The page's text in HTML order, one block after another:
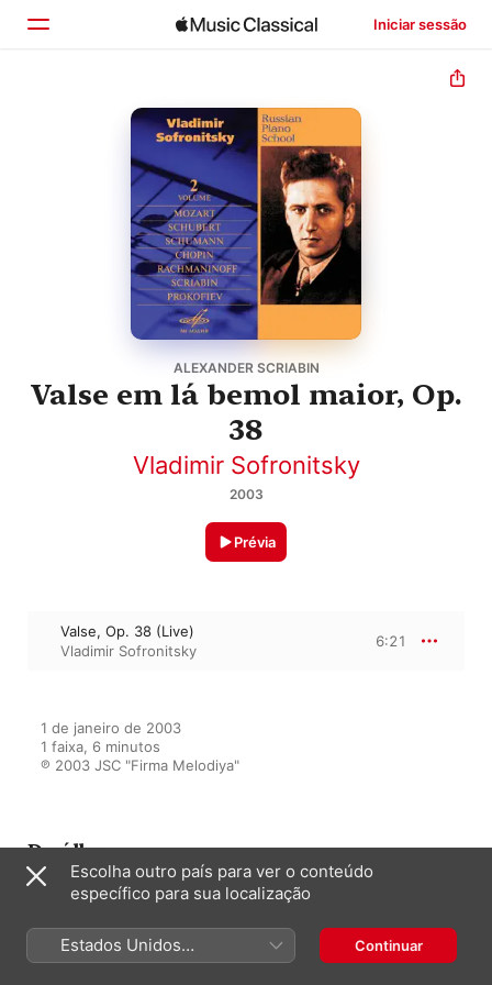
Iniciar sessão
Explorar
ALEXANDER SCRIABIN
Valse em lá bemol maior, Op.
38
Vladimir Sofronitsky
2003
Prévia
Valse, Op. 38 (Live)
Vladimir Sofronitsky
6:21
1 de janeiro de 2003
1 faixa, 6 minutos
℗ 2003 JSC "Firma Melodiya"
Do álbum
Russian Piano School, Vol. 2
Vladimir Sofronitsky
Escolha outro país para ver o conteúdo
específico para sua localização
Estados Unidos
(Português Brasil)
Continuar